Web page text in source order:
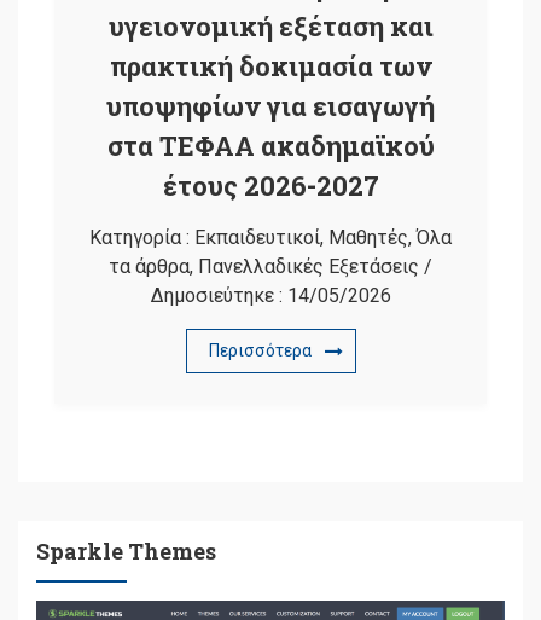
υγειονομική εξέταση και
πρακτική δοκιμασία των
υποψηφίων για εισαγωγή
στα ΤΕΦΑΑ ακαδημαϊκού
έτους 2026-2027
Κατηγορία : Εκπαιδευτικοί, Μαθητές,Όλα
τα άρθρα, Πανελλαδικές Εξετάσεις /
Δημοσιεύτηκε : 14/05/2026
Περισσότερα
Sparkle Themes